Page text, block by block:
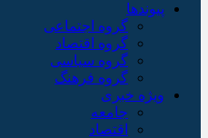
پیوندها
گروه اجتماعی
گروه اقتصاد
گروه سیاسی
گروه فرهنگ
ویژه خبری
جامعه
اقتصاد